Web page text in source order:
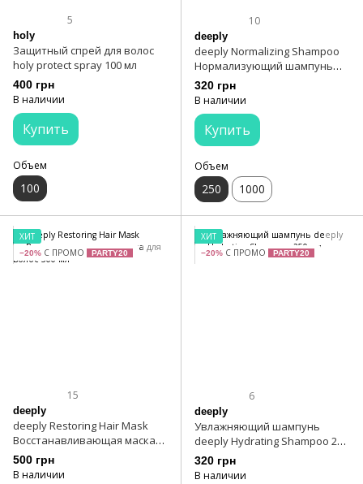
5
holy
Защитный спрей для волос
holy protect spray 100 мл
400 грн
В наличии
Купить
Объем
100
10
deeply
deeply Normalizing Shampoo
Нормализующий шампунь
250 мл
320 грн
В наличии
Купить
Объем
250 1000
ХИТ
−20% С ПРОМО PARTY20
15
deeply
deeply Restoring Hair Mask
Восстанавливающая маска
для волос 300 мл
500 грн
В наличии
ХИТ
−20% С ПРОМО PARTY20
6
deeply
Увлажняющий шампунь
deeply Hydrating Shampoo 250
мл
320 грн
В наличии